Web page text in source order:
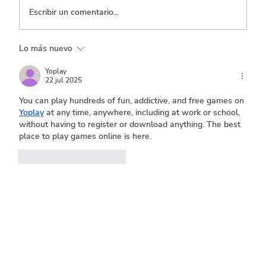
los sectores con mayor inversión
Escribir un comentario...
Lo más nuevo
Yoplay
22 jul 2025
You can play hundreds of fun, addictive, and free games on
Yoplay at any time, anywhere, including at work or school,
without having to register or download anything. The best
place to play games online is here.